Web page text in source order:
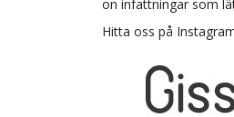
on infattningar som
Hitta oss på